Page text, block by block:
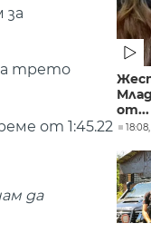
за
трето
от 1:45.22
да
от...